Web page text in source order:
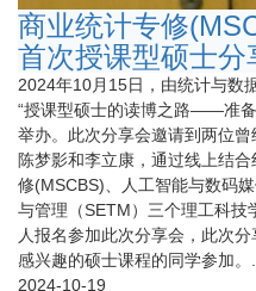
商业统计专修
首次授课型硕士分
2024年10月15日，由统计与数
“授课型硕士的读博之路——准
举办。此次分享会邀请到两位
陈梦影和李立康，通过线上结
修(MSCBS)、人工智能与数码
与管理（SETM）三个理工科
人报名参加此次分享会，此次
感兴趣的硕士课程的同学参加。...
2024-10-19